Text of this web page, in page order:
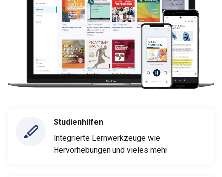
Studienhilfen
Integrierte Lernwerkzeuge wie
Hervorhebungen und vieles mehr